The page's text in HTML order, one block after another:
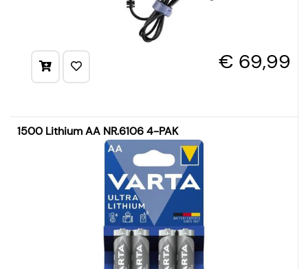
€ 69,99
1500 Lithium AA NR.6106 4-PAK